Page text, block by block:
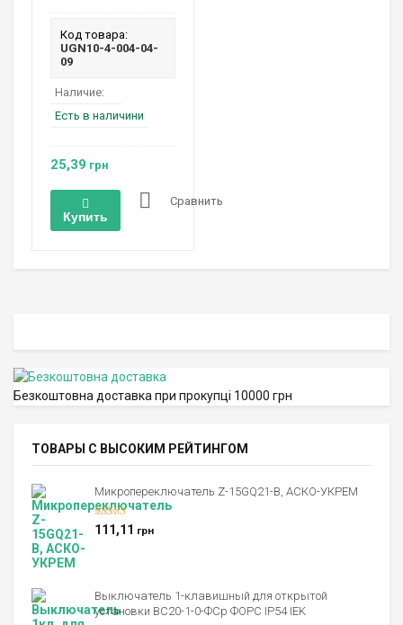
Код товара:
UGN10-4-004-04-
09
Наличие:
Есть в наличини
25,39 грн
Купить
Сравнить
Безкоштовна доставка при прокупці 10000 грн
ТОВАРЫ С ВЫСОКИМ РЕЙТИНГОМ
Микропереключатель Z-15GQ21-B, АСКО-УКРЕМ
Оценка5.00
из 5
111,11 грн
Выключатель 1-клавишный для открытой
установки ВС20-1-0-ФСр ФОРС IP54 IEK